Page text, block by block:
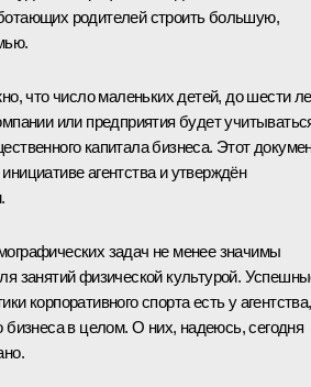
родителей строить большую,
что число маленьких детей, до шести
или предприятия будет
капитала бизнеса. Этот
агентства и утверждён
задач не менее значимы
занятий физической культурой.
корпоративного спорта есть у агентства,
бизнеса в целом. О них, надеюсь, сегодня